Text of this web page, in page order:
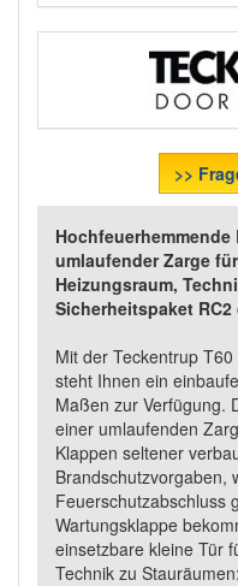
>>
umlaufender Zarge
Heizungsraum,
Sicherheitspaket RC2
Mit der Teckentrup
steht Ihnen ein
Maßen zur Verfügung.
einer umlaufenden
Klappen seltener
Brandschutzvorgaben,
Feuerschutzabschluss
Wartungsklappe
einsetzbare kleine Tür
Technik zu Stauräumen: